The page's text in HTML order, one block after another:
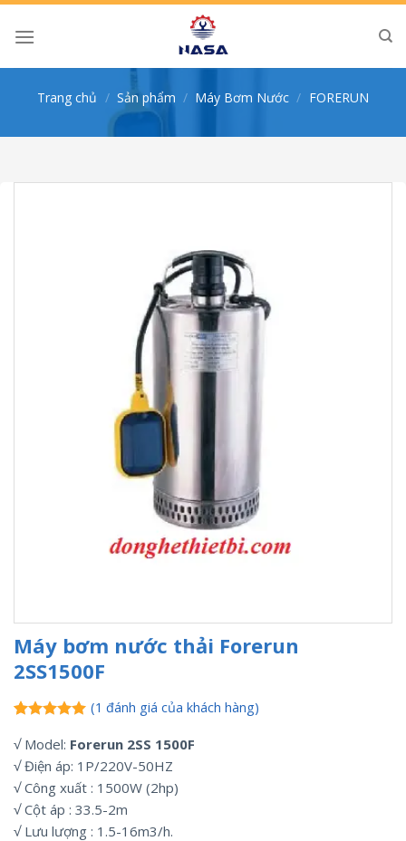
Skip
Trang chủ / Sản phẩm / Máy Bơm Nước / FORERUN
Máy bơm nước thải Forerun
2SS1500F
dựa trên
đánh giá
(1 đánh giá của khách hàng)
√ Model: Forerun 2SS 1500F
√ Điện áp: 1P/220V-50HZ
√ Công xuất : 1500W (2hp)
√ Cột áp : 33.5-2m
√ Lưu lượng : 1.5-16m3/h.